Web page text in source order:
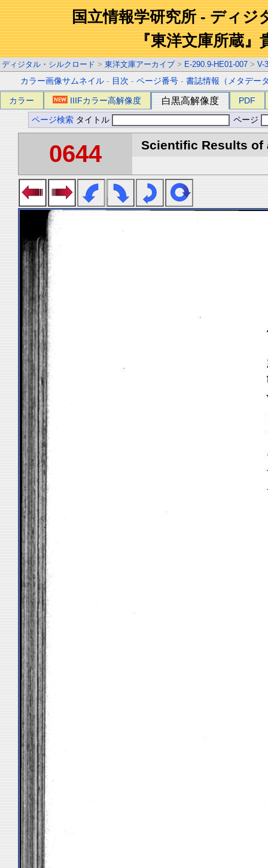
国立情報学研究所 - ディジ
『東洋文庫所蔵』
ディジタル・シルクロード > 東洋文庫アーカイブ > E-290.9-HE01-007 > V-3
カラー画像サムネイル - 目次 -ページ番号 -書誌情報（メタデー
カラー IIIFカラー高解像度 白黒高解像度 PDF
ページ検索 タイトル ページ
0644 Scientific Results of